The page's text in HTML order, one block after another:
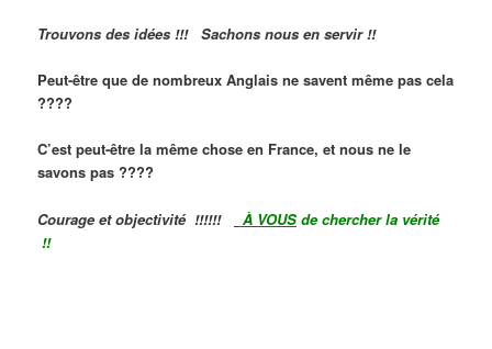
Trouvons des idées !!! Sachons nous en servir !!
Peut-être que de nombreux Anglais ne savent même pas cela
????
C’est peut-être la même chose en France, et nous ne le
savons pas ????
Courage et objectivité !!!!!! À VOUS de chercher la vérité
!!